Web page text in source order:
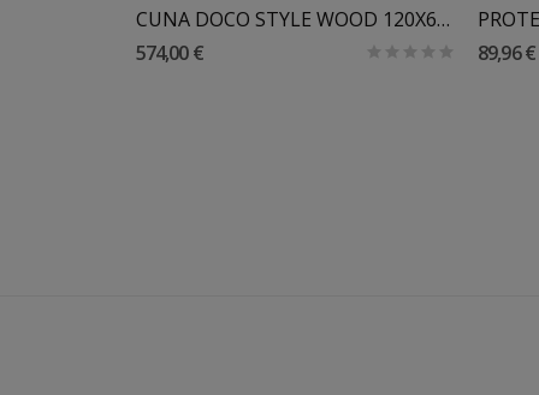
CUNA DOCO STYLE WOOD 120X60 COTINFANT
574,00 €
89,96 €